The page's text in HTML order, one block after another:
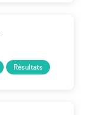
Résultats